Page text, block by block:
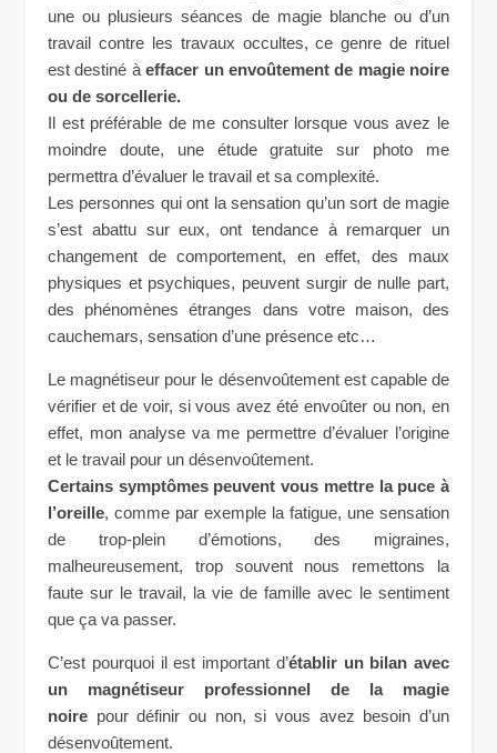
une ou plusieurs séances de magie blanche ou d’un
travail contre les travaux occultes, ce genre de rituel
est destiné àeffacer un envoûtement de magie noire
ou de sorcellerie.
Il est préférable de me consulter lorsque vous avez le
moindre doute, une étude gratuite sur photo me
permettra d’évaluer le travail et sa complexité.
Les personnes qui ont la sensation qu’un sort de magie
s’est abattu sur eux, ont tendance à remarquer un
changement de comportement, en effet, des maux
physiques et psychiques, peuvent surgir de nulle part,
des phénomènes étranges dans votre maison, des
cauchemars, sensation d’une présence etc…
Le magnétiseur pour le désenvoûtement est capable de
vérifier et de voir, si vous avez été envoûter ou non, en
effet, mon analyse va me permettre d’évaluer l’origine
et le travail pour un désenvoûtement.
Certains symptômes peuvent vous mettre la puce à
l’oreille, comme par exemple la fatigue, une sensation
de trop-plein d’émotions, des migraines,
malheureusement, trop souvent nous remettons la
faute sur le travail, la vie de famille avec le sentiment
que ça va passer.
C’est pourquoi il est important d’établir un bilan avec
un magnétiseur professionnel de la magie
noire pour définir ou non, si vous avez besoin d’un
désenvoûtement.